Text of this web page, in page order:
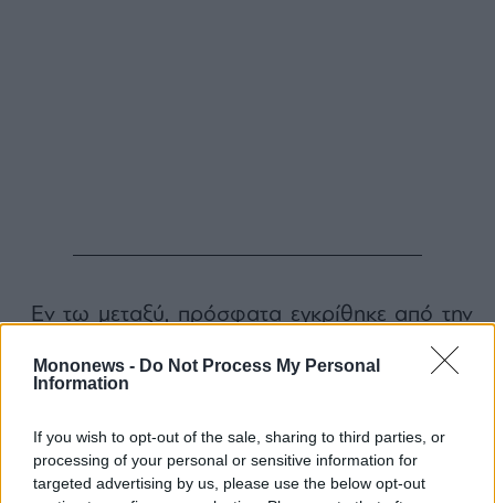
Mononews - Do Not Process My Personal
Information
If you wish to opt-out of the sale, sharing to third parties, or
processing of your personal or sensitive information for
targeted advertising by us, please use the below opt-out
Εν τω μεταξύ, πρόσφατα εγκρίθηκε από την
Ευρωπαϊκή Επιτροπή με βάση τους κανόνες
για τις κρατικές ενισχύσεις νέα
106 εκατ. ευρώ.
Τα κονδύλια αυτά αφορούν την υποστήριξη